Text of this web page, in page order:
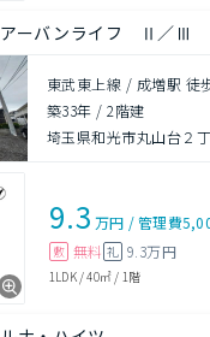
アーバンライフ Ⅱ／Ⅲ
東武東上線 / 成増駅 徒
築33年 /2階建
埼玉県和光市丸山台２
9.3 万円 /管理費
敷 無料 礼 9.3万円
1LDK/40㎡ / 1階